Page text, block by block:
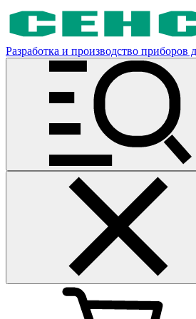
Разработка и производство приборов